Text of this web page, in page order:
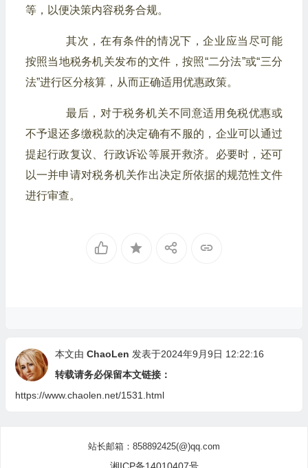
等，以便决策内容税务合规。
其次，在有条件的情况下，企业应当尽可能
按照当地税务机关发布的文件，按照“二分法”或“三分
法”进行区分核算，从而正确适用优惠政策。
最后，对于税务机关不同意适用免税优惠或
不予退还多缴税款的决定确有不服的，企业可以通过
提起行政复议、行政诉讼等展开救济。必要时，还可
以一并申请对税务机关作出决定所依据的规范性文件
进行审查。
本文由 ChaoLen 发表于2024年9月9日 12:22:16
转载请务必保留本文链接：
https://www.chaolen.net/1531.html
站长邮箱：858892425(@)qq.com